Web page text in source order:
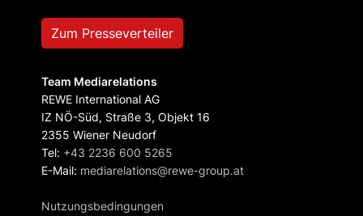
Zum Presseverteiler
Team Mediarelations
REWE International AG
IZ NÖ-Süd, Straße 3, Objekt 16
2355 Wiener Neudorf
Tel: +43 2236 600 5265
E-Mail: mediarelations@rewe-group.at
Nutzungsbedingungen